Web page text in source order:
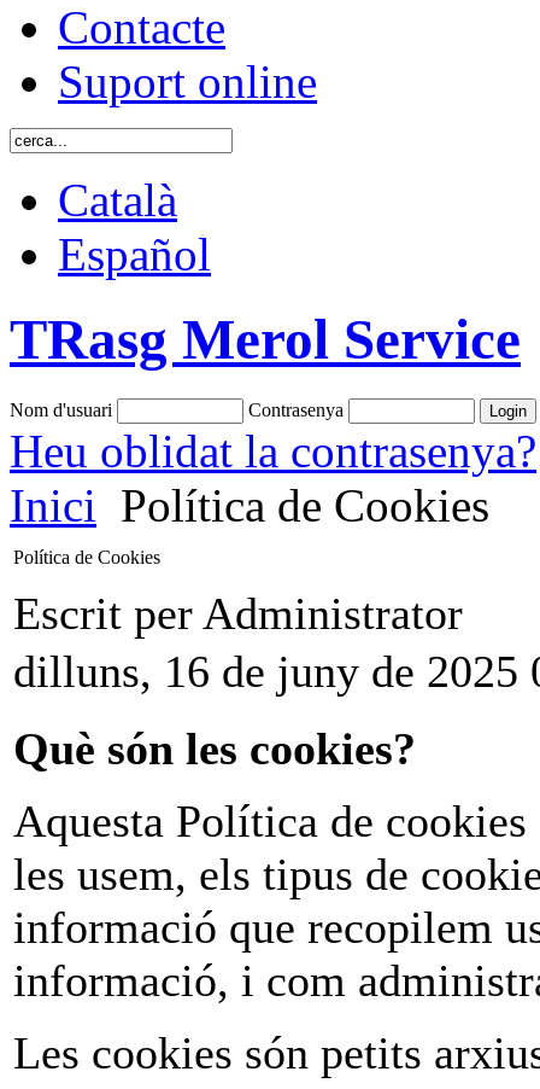
Contacte
Suport online
Català
Español
TRasg Merol Service
Nom d'usuari Contrasenya
Heu oblidat la contrasenya?
Inici Política de Cookies
Política de Cookies
Escrit per Administrator
dilluns, 16 de juny de 2025
Què són les cookies?
Aquesta Política de
les usem, els tipus de
informació que recopilem
informació, i com
Les cookies són petits